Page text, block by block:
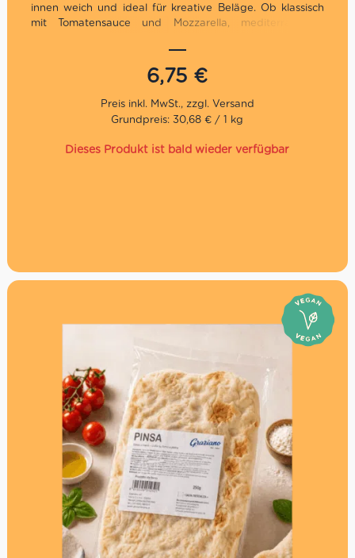
innen weich und ideal für kreative Beläge. Ob klassisch
mit Tomatensauce und Mozzarella, mediterran mit
Meersalz: Diese Pinsa bringt italienischen Genuss in die
glutenfreie Küche. Laut Hersteller ist sie glutenfrei und
laktosefrei – perfekt für alle, die eine praktische
Alternative zu Pizza, Focaccia oder klassischem
Fladenbrot suchen.
Produkt: Glutenfreie Pinsa
6,75 €
Grundpreis: 30,68 € / 1 kg
Dieses Produkt ist bald wieder verfügbar